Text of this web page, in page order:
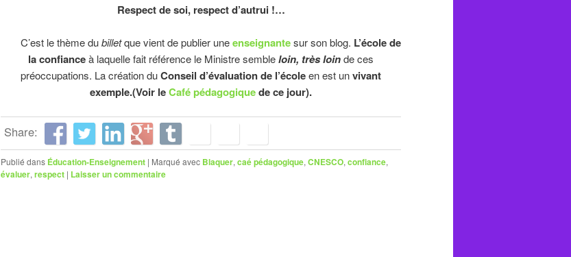
Respect de soi, respect d’autrui !…
C’est le thème dubilletque vient de publier uneenseignantesur son blog. L’école de
la confianceà laquelle fait référence le Ministre sembleloin, très loinde ces
préoccupations. La création duConseil d’évaluation de l’écoleen est unvivant
exemple.(Voir leCafé pédagogiquede ce jour).
Share:
Publié dans Éducation-Enseignement | Marqué avec Blaquer, caé pédagogique, CNESCO, confiance,
évaluer, respect | Laisser un commentaire